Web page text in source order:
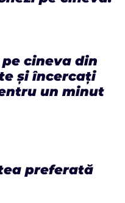
cineva din
și încercați
un minut
preferată